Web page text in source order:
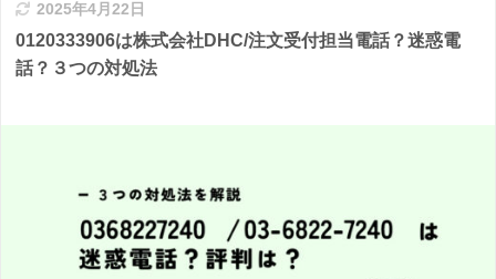
2025年4月22日
0120333906は株式会社DHC/注文受付担当電話？迷惑電
話？３つの対処法